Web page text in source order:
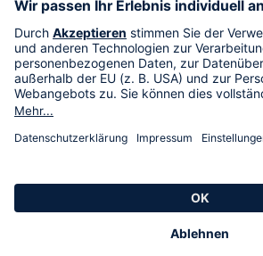
Im TV
HSE International